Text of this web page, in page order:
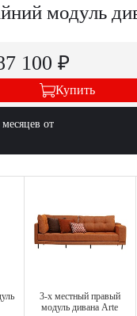
модуль
100 ₽
Купить
от
3-х местный правый
модуль дивана Arte